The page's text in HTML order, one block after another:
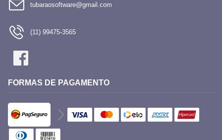
tubaraosoftware@gmail.com
(11) 99475-3565
FORMAS DE PAGAMENTO